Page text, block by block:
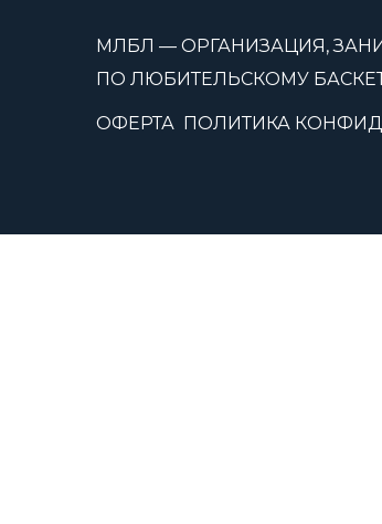
МЛБЛ — ОРГАНИЗАЦИЯ,
ПО ЛЮБИТЕЛЬСКОМУ
ОФЕРТА ПОЛИТИКА